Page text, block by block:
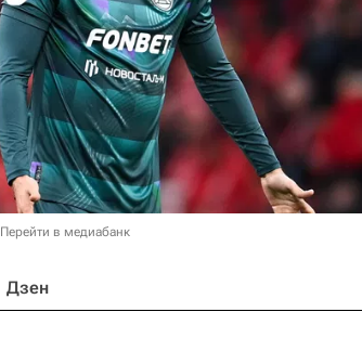
Перейти в медиабанк
Дзен